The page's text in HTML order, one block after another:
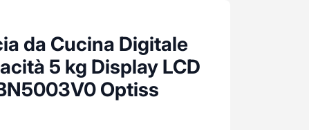
da Cucina Digitale
5 kg Display LCD
Optiss